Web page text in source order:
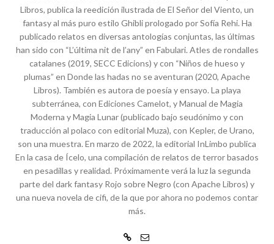
Libros, publica la reedición ilustrada de El Señor del Viento, un
fantasy al más puro estilo Ghibli prologado por Sofía Rehi. Ha
publicado relatos en diversas antologías conjuntas, las últimas
han sido con “L’última nit de l’any” en Fabulari. Atles de rondalles
catalanes (2019, SECC Edicions) y con “Niños de hueso y
plumas” en Donde las hadas no se aventuran (2020, Apache
Libros). También es autora de poesía y ensayo. La playa
subterránea, con Ediciones Camelot, y Manual de Magia
Moderna y Magia Lunar (publicado bajo seudónimo y con
traducción al polaco con editorial Muza), con Kepler, de Urano,
son una muestra. En marzo de 2022, la editorial InLimbo publica
En la casa de Ícelo, una compilación de relatos de terror basados
en pesadillas y realidad. Próximamente verá la luz la segunda
parte del dark fantasy Rojo sobre Negro (con Apache Libros) y
una nueva novela de cifi, de la que por ahora no podemos contar
más.